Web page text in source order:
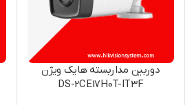
دوربین مداربسته هایک ویژن
DS-2CE17H0T-IT3F